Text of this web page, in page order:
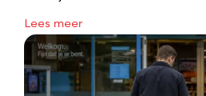
Lees meer